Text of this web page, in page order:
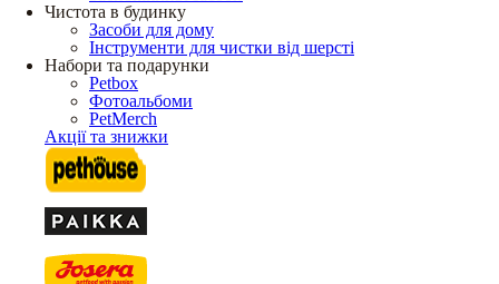
Чистота в будинку
Засоби для дому
Інструменти для чистки від шерсті
Набори та подарунки
Petbox
Фотоальбоми
PetMerch
Акції та знижки